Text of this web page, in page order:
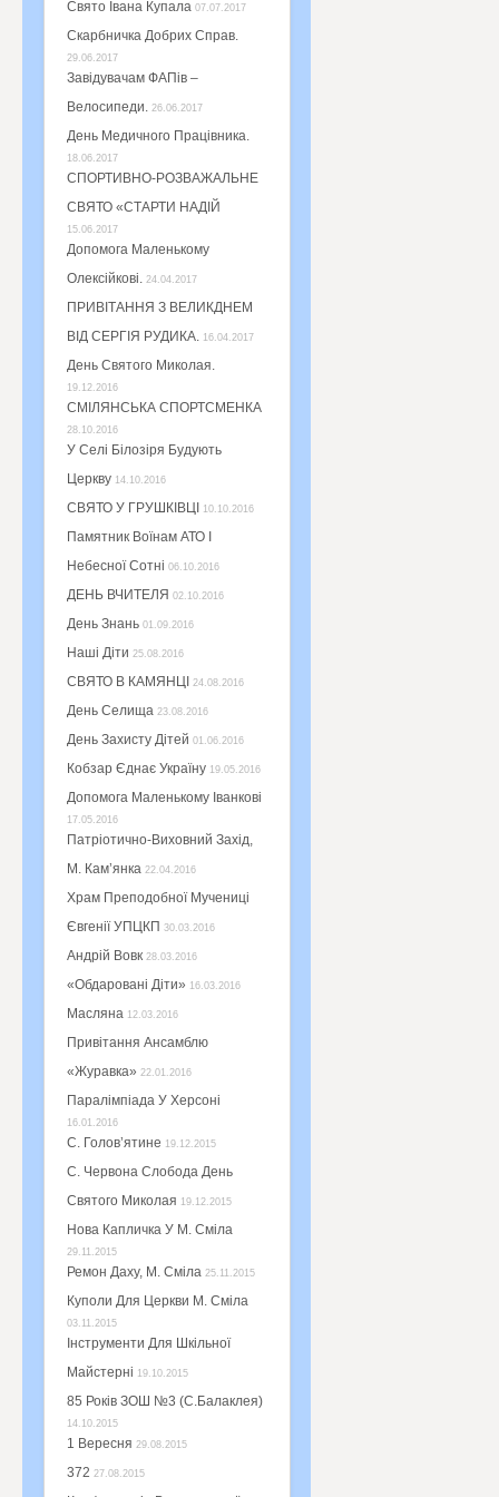
Свято Івана Купала 07.07.2017
Скарбничка Добрих Справ.
29.06.2017
Завідувачам ФАПів –
Велосипеди. 26.06.2017
День Медичного Працівника.
18.06.2017
СПОРТИВНО-РОЗВАЖАЛЬНЕ
СВЯТО «СТАРТИ НАДІЙ
15.06.2017
Допомога Маленькому
Олексійкові. 24.04.2017
ПРИВІТАННЯ З ВЕЛИКДНЕМ
ВІД СЕРГІЯ РУДИКА. 16.04.2017
День Святого Миколая.
19.12.2016
СМІЛЯНСЬКА СПОРТСМЕНКА
28.10.2016
У Селі Білозіря Будують
Церкву 14.10.2016
СВЯТО У ГРУШКІВЦІ 10.10.2016
Памятник Воїнам АТО І
Небесної Сотні 06.10.2016
ДЕНЬ ВЧИТЕЛЯ 02.10.2016
День Знань 01.09.2016
Наші Діти 25.08.2016
СВЯТО В КАМЯНЦІ 24.08.2016
День Селища 23.08.2016
День Захисту Дітей 01.06.2016
Кобзар Єднає Україну 19.05.2016
Допомога Маленькому Іванкові
17.05.2016
Патріотично-Виховний Захід,
М. Кам’янка 22.04.2016
Храм Преподобної Мучениці
Євгенії УПЦКП 30.03.2016
Андрій Вовк 28.03.2016
«Обдаровані Діти» 16.03.2016
Масляна 12.03.2016
Привітання Ансамблю
«Журавка» 22.01.2016
Паралімпіада У Херсоні
16.01.2016
С. Голов’ятине 19.12.2015
С. Червона Слобода День
Святого Миколая 19.12.2015
Нова Капличка У М. Сміла
29.11.2015
Ремон Даху, М. Сміла 25.11.2015
Куполи Для Церкви М. Сміла
03.11.2015
Інструменти Для Шкільної
Майстерні 19.10.2015
85 Років ЗОШ №3 (с.Балаклея)
14.10.2015
1 Вересня 29.08.2015
372 27.08.2015